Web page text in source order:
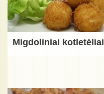
Migdoliniai kotletėliai